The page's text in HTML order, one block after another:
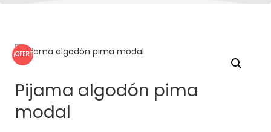
¡OFERT
Pijama algodón pima
modal